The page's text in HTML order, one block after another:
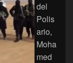
del
Polis
ario,
Moha
med